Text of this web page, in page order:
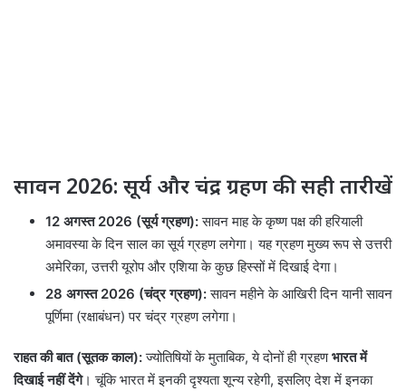
सावन 2026: सूर्य और चंद्र ग्रहण की सही तारीखें
12 अगस्त 2026 (सूर्य ग्रहण):सावन माह के कृष्ण पक्ष की हरियाली
अमावस्या के दिन साल का सूर्य ग्रहण लगेगा। यह ग्रहण मुख्य रूप से उत्तरी
अमेरिका, उत्तरी यूरोप और एशिया के कुछ हिस्सों में दिखाई देगा।
28 अगस्त 2026 (चंद्र ग्रहण):सावन महीने के आखिरी दिन यानी सावन
पूर्णिमा (रक्षाबंधन) पर चंद्र ग्रहण लगेगा।
राहत की बात (सूतक काल):ज्योतिषियों के मुताबिक, ये दोनों ही ग्रहणभारत में
दिखाई नहीं देंगे। चूंकि भारत में इनकी दृश्यता शून्य रहेगी, इसलिए देश में इनका